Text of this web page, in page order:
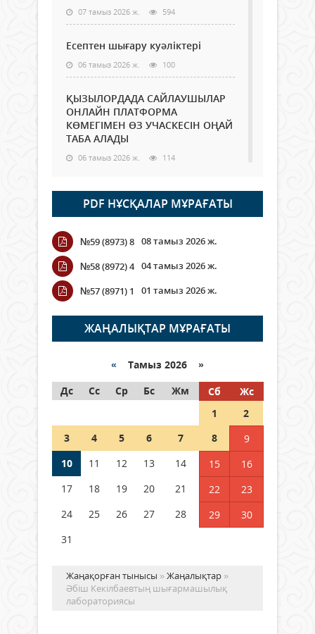
07 тамыз 2026 ж. 594
Есептен шығару куәліктері
06 тамыз 2026 ж. 100
ҚЫЗЫЛОРДАДА САЙЛАУШЫЛАР
ОНЛАЙН ПЛАТФОРМА
КӨМЕГІМЕН ӨЗ УЧАСКЕСІН ОҢАЙ
ТАБА АЛАДЫ
06 тамыз 2026 ж. 114
Open Air: Қызылорда облысы
полиция департаменті 20
мыңнан астам көрерменнің
қауіпсіздігін қамтамасыз етті
06 тамыз 2026 ж.
Wi-Fi ҚАБЫРҒА АРҚЫЛЫ ҚАЛАЙ
ӨТЕДІ?
06 тамыз 2026 ж. 289
граждане Казахстана,
05 тамыз 2026 ж. 169
Шетелде жүрген Қазақстан
азаматтары қалай дауыс бере
05 тамыз 2026 ж.
PDF НҰСҚАЛАР МҰРАҒАТЫ
№59 (8973) 8 08 тамыз 2026 ж.
№58 (8972) 4 04 тамыз 2026 ж.
№57 (8971) 1
01 тамыз 2026 ж.
ЖАҢАЛЫҚТАР МҰРАҒАТЫ
« Тамыз 2026 »
Дс
Сс Ср Бс Жм Сб
Жс
1
2
3
4 5 6 7 8
9
10
11 12 13 14 15
16
17
18 19 20 21 22
23
24
25 26 27 28 29
30
31
Жаңақорған тынысы »Жаңалықтар »
Әбіш Кекілбаевтың шығармашылық
лабораториясы